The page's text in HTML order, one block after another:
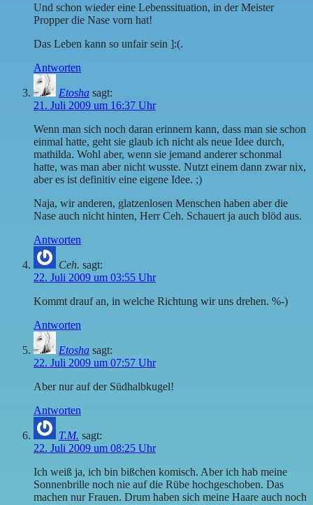
Und schon wieder eine Lebenssituation, in der Meister
Propper die Nase vorn hat!
Das Leben kann so unfair sein ]:(.
Antworten
Etosha sagt:
21. Juli 2009 um 16:37 Uhr
Wenn man sich noch daran erinnern kann, dass man sie schon
einmal hatte, geht sie glaub ich nicht als neue Idee durch,
mathilda. Wohl aber, wenn sie jemand anderer schonmal
hatte, was man aber nicht wusste. Nutzt einem dann zwar nix,
aber es ist definitiv eine eigene Idee. ;)
Naja, wir anderen, glatzenlosen Menschen haben aber die
Nase auch nicht hinten, Herr Ceh. Schauert ja auch blöd aus.
Antworten
Ceh. sagt:
22. Juli 2009 um 03:55 Uhr
Kommt drauf an, in welche Richtung wir uns drehen. %-)
Antworten
Etosha sagt:
22. Juli 2009 um 07:57 Uhr
Aber nur auf der Südhalbkugel!
Antworten
T.M. sagt:
22. Juli 2009 um 08:25 Uhr
Ich weiß ja, ich bin bißchen komisch. Aber ich hab meine
Sonnenbrille noch nie auf die Rübe hochgeschoben. Das
machen nur Frauen. Drum haben sich meine Haare auch noch